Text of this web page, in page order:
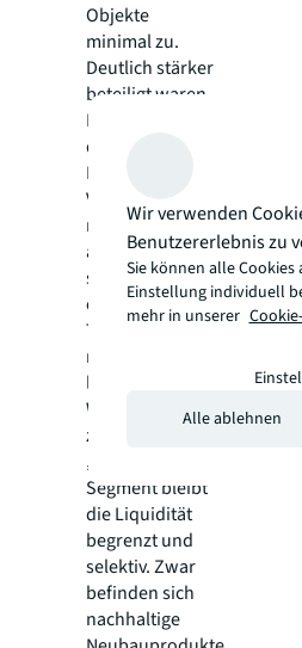
Objekte
minimal zu.
Deutlich stärker
beteiligt waren
Immobilien mit
dem
Risikoprofil
Value-add, die
nun 26 Prozent
ausmachen
sowie
opportunistische
Transaktionen
mit einem
leichten
Wachstum auf
zwölf Prozent.
„Im Core-
Segment bleibt
die Liquidität
begrenzt und
selektiv. Zwar
befinden sich
nachhaltige
Wir verwenden
Benutzererlebnis zu
Sie können alle
Einstellung individuell
mehr in unserer
Alle ablehnen